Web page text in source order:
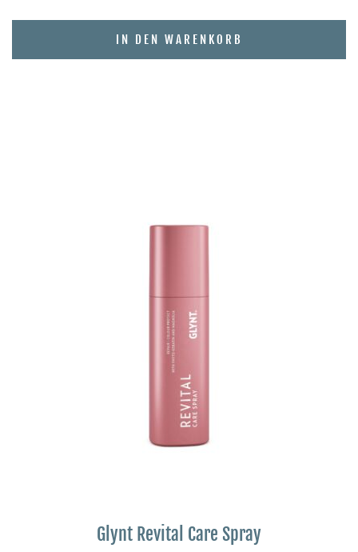
IN DEN WARENKORB
Glynt Revital Care Spray